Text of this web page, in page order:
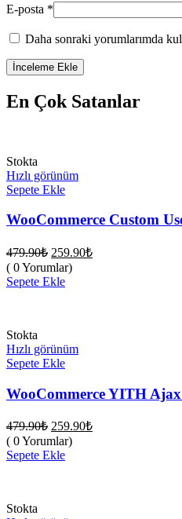
E-posta *
Daha sonraki yorumlarımda
En Çok Satanlar
Stokta
Hızlı görünüm
Sepete Ekle
WooCommerce Custom
479.90₺ Orijinal
fiyat:
479.90₺.
259.90₺Şu
( 0 Yorumlar)
Sepete Ekle
Stokta
Hızlı görünüm
Sepete Ekle
WooCommerce YITH
479.90₺ Orijinal
fiyat:
479.90₺.
259.90₺Şu
( 0 Yorumlar)
Sepete Ekle
Stokta